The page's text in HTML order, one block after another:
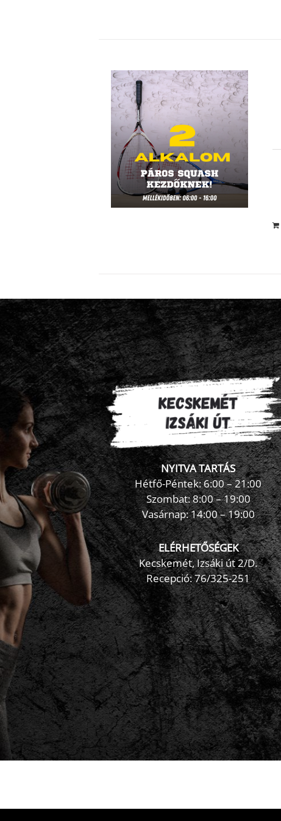
NYITVA TARTÁS
Hétfő-Péntek: 6:00 – 21:00
Szombat: 8:00 – 19:00
Vasárnap: 14:00 – 19:00
ELÉRHETŐSÉGEK
Kecskemét, Izsáki út 2/D.
Recepció:76/325-251